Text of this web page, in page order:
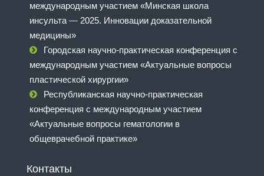
международным участием «Минская школа
инсульта — 2025. Инновации доказательной
медицины»
Городская научно-практическая конференция с
международным участием «Актуальные вопросы
пластической хирургии»
Республиканская научно-практическая
конференция с международным участием
«Актуальные вопросы гематологии в
общеврачебной практике»
Контакты